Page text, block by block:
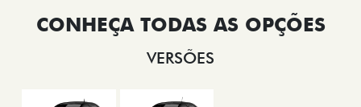
VERSÕES